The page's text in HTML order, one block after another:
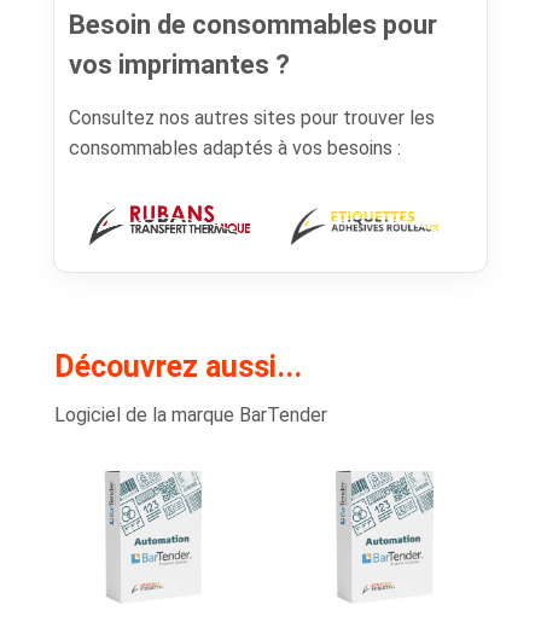
Besoin de consommables pour
vos imprimantes ?
Consultez nos autres sites pour trouver les
consommables adaptés à vos besoins :
Découvrez aussi...
Logiciel de la marque BarTender